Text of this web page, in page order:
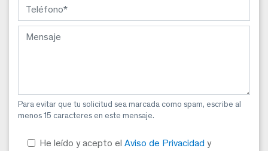
Para evitar que tu solicitud sea marcada como spam, escribe al
menos 15 caracteres en este mensaje.
He leído y acepto el Aviso de Privacidad y